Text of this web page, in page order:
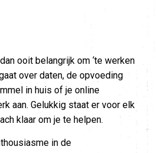
ooit belangrijk om ‘te werken
over daten, de opvoeding
in huis of je online
aan. Gelukkig staat er voor elk
klaar om je te helpen.
in de